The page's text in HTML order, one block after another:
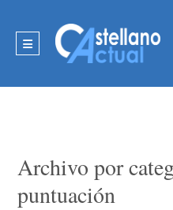
Archivo por
puntuación